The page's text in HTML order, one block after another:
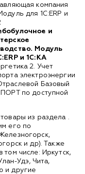
компания
для 1С:ERP и
и
Модуль
и 1С:КА
2. Учет
электроэнергии
Базовый
по доступной
из раздела .
его по
и др). Также
числе: Иркутск,
Удэ, Чита,
и другие